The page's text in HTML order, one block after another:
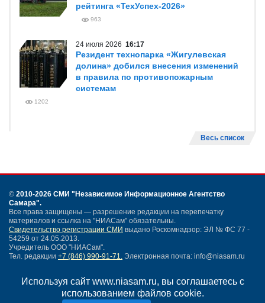
Используя сайт www.niasam.ru, вы соглашаетесь с
использованием файлов cookie.
рейтинга «ТехУспех-2026»
963
24 июля 2026 16:17
Резидент технопарка «Жигулевская
долина» добился внесения изменений
в правила по противопожарным
системам
1202
Весь список
© 2010-2026 СМИ "Независимое Информационное Агентство
Самара".
Все права защищены — разрешение редакции на перепечатку
материалов и ссылка на "НИАСам" обязательны.
Свидетельство регистрации СМИ выдано Роскомнадзор: ЭЛ № ФС 77 -
54259 от 24.05.2013.
Учредитель ООО "НИАСам".
Тел. редакции +7 (846) 990-91-71. Электронная почта: info@niasam.ru
Карта сайта
Нашли ошибку?